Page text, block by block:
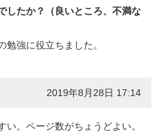
したか？（良いところ、不満な
勉強に役立ちました。
2019年8月28日 17:14
。ページ数がちょうどよい。